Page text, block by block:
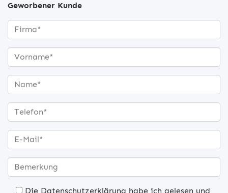
Geworbener Kunde
Die Datenschutzerklärung habe ich gelesen und